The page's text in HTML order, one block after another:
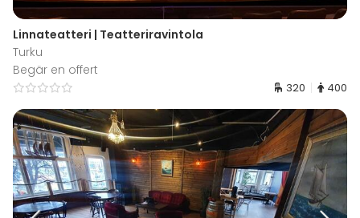
Linnateatteri | Teatteriravintola
Turku
Begär en offert
320 400